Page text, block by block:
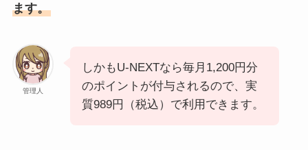
ます。
管理人
しかもU-NEXTなら毎月1,200円分
のポイントが付与されるので、実
質989円（税込）で利用できます。